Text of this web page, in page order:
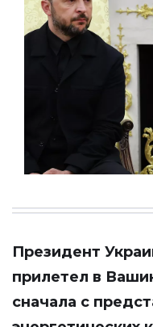
Президент
прилетел в
сначала с